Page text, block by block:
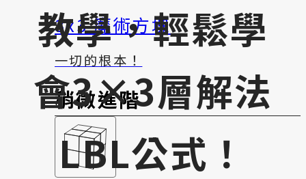
3x3 魔術方塊
一切的根本！
稍微進階
教學，輕鬆學
會3×3層解法
LBL公式！